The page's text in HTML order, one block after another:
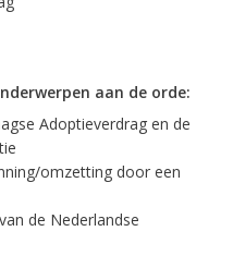
aan de orde:
Adoptieverdrag en de
omzetting door een
de Nederlandse